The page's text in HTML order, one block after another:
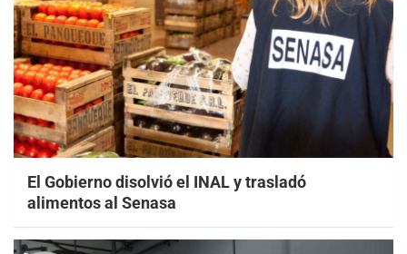
El Gobierno disolvió el INAL y trasladó
alimentos al Senasa